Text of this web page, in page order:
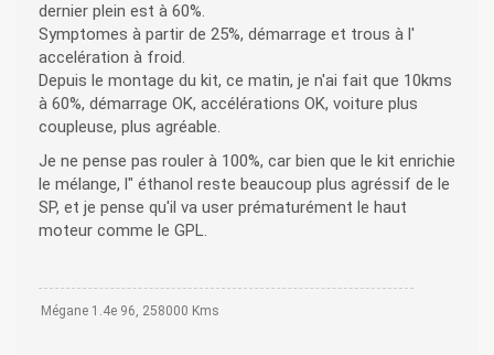
dernier plein est à 60%.
Symptomes à partir de 25%, démarrage et trous à l'
accelération à froid.
Depuis le montage du kit, ce matin, je n'ai fait que 10kms
à 60%, démarrage OK, accélérations OK, voiture plus
coupleuse, plus agréable.
Je ne pense pas rouler à 100%, car bien que le kit enrichie
le mélange, l" éthanol reste beaucoup plus agréssif de le
SP, et je pense qu'il va user prématurément le haut
moteur comme le GPL.
Mégane 1.4e 96, 258000 Kms